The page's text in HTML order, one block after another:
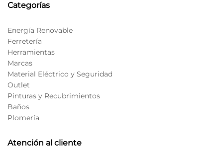
Categorías
Energía Renovable
Ferretería
Herramientas
Marcas
Material Eléctrico y Seguridad
Outlet
Pinturas y Recubrimientos
Baños
Plomería
Atención al cliente